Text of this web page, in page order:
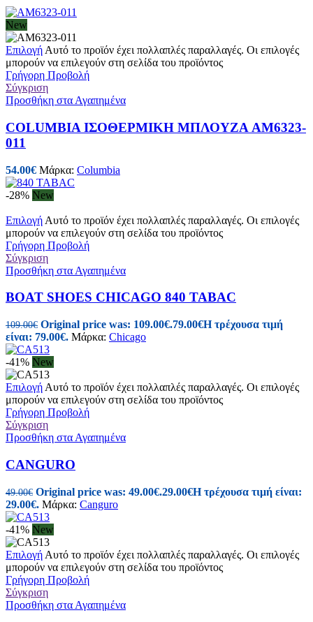
New
Επιλογή Αυτό το προϊόν έχει πολλαπλές παραλλαγές. Οι επιλογές
μπορούν να επιλεγούν στη σελίδα του προϊόντος
Γρήγορη Προβολή
Σύγκριση
Προσθήκη στα Αγαπημένα
COLUMBIA ΙΣΟΘΕΡΜΙΚΗ ΜΠΛΟΥΖΑ AM6323-
011
54.00€ Μάρκα: Columbia
-28% New
Επιλογή Αυτό το προϊόν έχει πολλαπλές παραλλαγές. Οι επιλογές
μπορούν να επιλεγούν στη σελίδα του προϊόντος
Γρήγορη Προβολή
Σύγκριση
Προσθήκη στα Αγαπημένα
BOAT SHOES CHICAGO 840 TABAC
109.00€ Original price was: 109.00€.79.00€Η τρέχουσα τιμή
είναι: 79.00€. Μάρκα: Chicago
-41% New
Επιλογή Αυτό το προϊόν έχει πολλαπλές παραλλαγές. Οι επιλογές
μπορούν να επιλεγούν στη σελίδα του προϊόντος
Γρήγορη Προβολή
Σύγκριση
Προσθήκη στα Αγαπημένα
CANGURO
49.00€ Original price was: 49.00€.29.00€Η τρέχουσα τιμή είναι:
29.00€. Μάρκα: Canguro
-41% New
Επιλογή Αυτό το προϊόν έχει πολλαπλές παραλλαγές. Οι επιλογές
μπορούν να επιλεγούν στη σελίδα του προϊόντος
Γρήγορη Προβολή
Σύγκριση
Προσθήκη στα Αγαπημένα